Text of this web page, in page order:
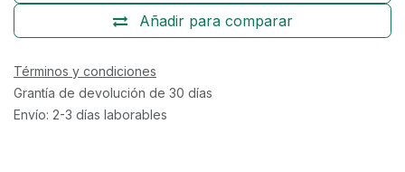
Añadir para comparar
Términos y condiciones
Grantía de devolución de 30 días
Envío: 2-3 días laborables